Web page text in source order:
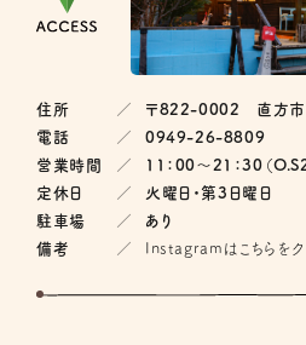
住所
〒822-0002 直方
電話
0949-26-8809
営業時間
11：00〜21：30（
定休日
火曜日・第3日曜日
駐車場
あり
備考
Instagramはこちらをク